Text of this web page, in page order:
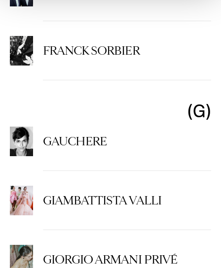
FRANCK SORBIER
G
GAUCHERE
GIAMBATTISTA VALLI
GIORGIO ARMANI PRIVÉ